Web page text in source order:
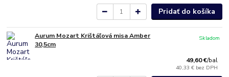
Pridať do košíka
Aurum Mozart Krištáľová misa Amber
30,5cm
49,60 €/bal
40,33 € bez DPH
Skladom